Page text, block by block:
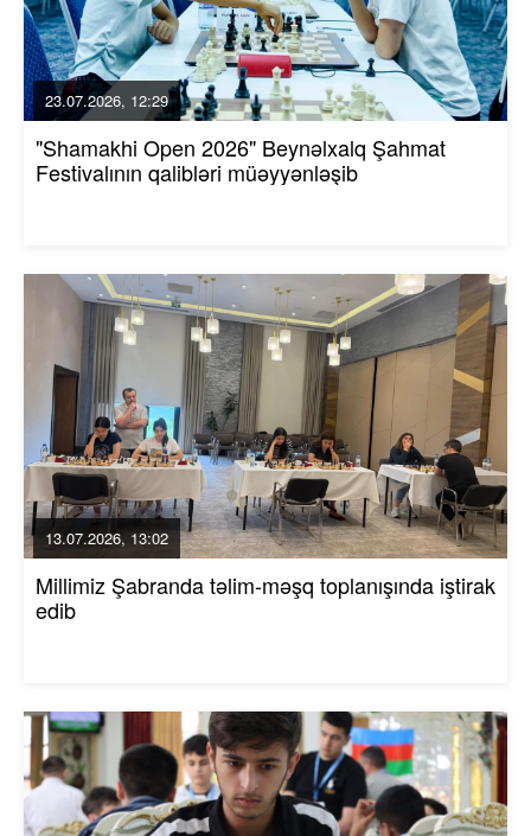
23.07.2026, 12:29
"Shamakhi Open 2026" Beynəlxalq Şahmat
Festivalının qalibləri müəyyənləşib
13.07.2026, 13:02
Millimiz Şabranda təlim-məşq toplanışında iştirak
edib